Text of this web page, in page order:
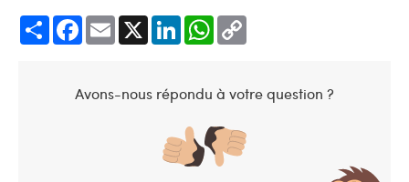
Share Facebook Email LinkedIn WhatsApp
Avons-nous répondu à votre question ?